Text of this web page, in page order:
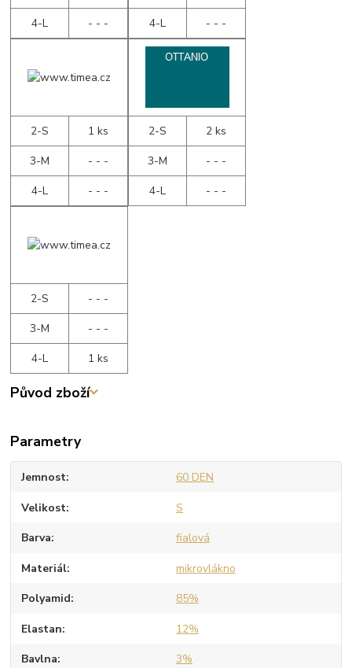
4-L
- - -
4-L
- - -
2-S
1 ks
3-M
- - -
4-L
- - -
2-S
2 ks
3-M
- - -
4-L
- - -
2-S
- - -
3-M
- - -
4-L
1 ks
Původ zboží
Parametry
Jemnost 60 DEN
Velikost S
Barva fialová
Materiál mikrovlákno
Polyamid 85%
Elastan 12%
Bavlna 3%